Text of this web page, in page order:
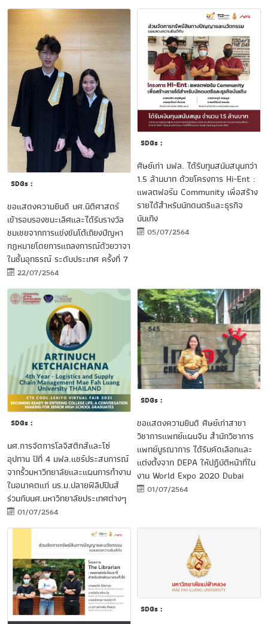
SDGs :
ขอแสดงความยินดี นศ.นิติศาสตร์
เข้ารอบรองชนะเลิศและได้รับรางวัล
ชมเชยจากการแข่งขันโต้เถียงปัญหา
กฎหมายโดยการแถลงการณ์ด้วยวาจา
ในชั้นอุทธรณ์ ระดับประเทศ ครั้งที่ 7
22/07/2564
SDGs :
ศิษย์เก่า มฟล. ได้รับทุนสนับสนุนกว่า
1.5 ล้านบาท ด้วยโครงการ Hi-Ent :
แพลตฟอร์ม Community เพื่อสร้าง
รายได้สำหรับนักดนตรีและธุรกิจ
บันเทิง
05/07/2564
SDGs :
นศ.การจัดการโลจิสติกส์และโซ่
อุปทาน ปีที่ 4 มฟล.แชร์ประสบการณ์
จากรั้วมหาวิทยาลัยและแผนการทำงาน
ในอนาคตแก่ นร.ม.ปลายฟิลิปปินส์
ร่วมกับนศ.มหาวิทยาลัยประเทศต่างๆ
01/07/2564
SDGs :
ขอแสดงความยินดี ศิษย์เก่าสาขา
วิชาการแพทย์แผนจีน สำนักวิชาการ
แพทย์บูรณาการ ได้รับคัดเลือกและ
แต่งตั้งจาก DEPA ให้ปฏิบัติหน้าที่ใน
งาน World Expo 2020 Dubai
01/07/2564
SDGs :